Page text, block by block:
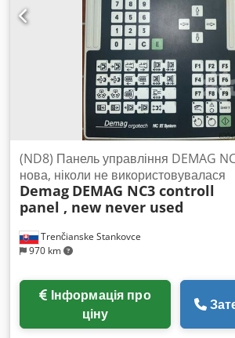
Trenčianske Stankovce
970 km
(ND8) Панель управління DEMAG
нова, ніколи не використовувалася
Demag DEMAG NC3 controll
panel , new never used
ціну